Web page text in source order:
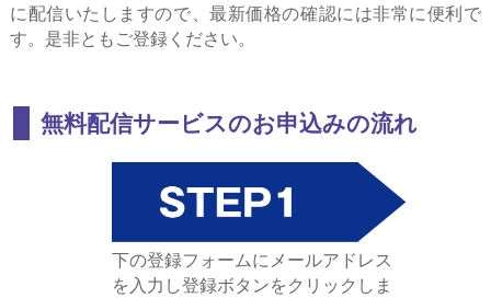
に配信いたしますので、最新価格の確認には非常に便利で
す。是非ともご登録ください。
無料配信サービスのお申込みの流れ
下の登録フォームにメールアドレス
を入力し登録ボタンをクリックしま